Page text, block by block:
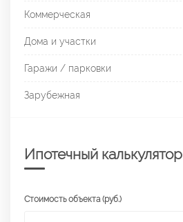
Коммерческая
Дома и участки
Гаражи / парковки
Зарубежная
Ипотечный калькулятор
Стоимость объекта (руб.)